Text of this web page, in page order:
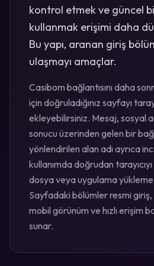
kontrol etmek ve güncel
kullanmak erişimi daha
Bu yapı, aranan giriş
ulaşmayı amaçlar.
Casibom bağlantısını daha
için doğruladığınız sayfayı
ekleyebilirsiniz. Mesaj, sosyal
sonucu üzerinden gelen bir
yönlendirilen alan adı ayrıca
kullanımda doğrudan
dosya veya uygulama yükleme
Sayfadaki bölümler resmi giriş,
mobil görünüm ve hızlı erişim
sunar.